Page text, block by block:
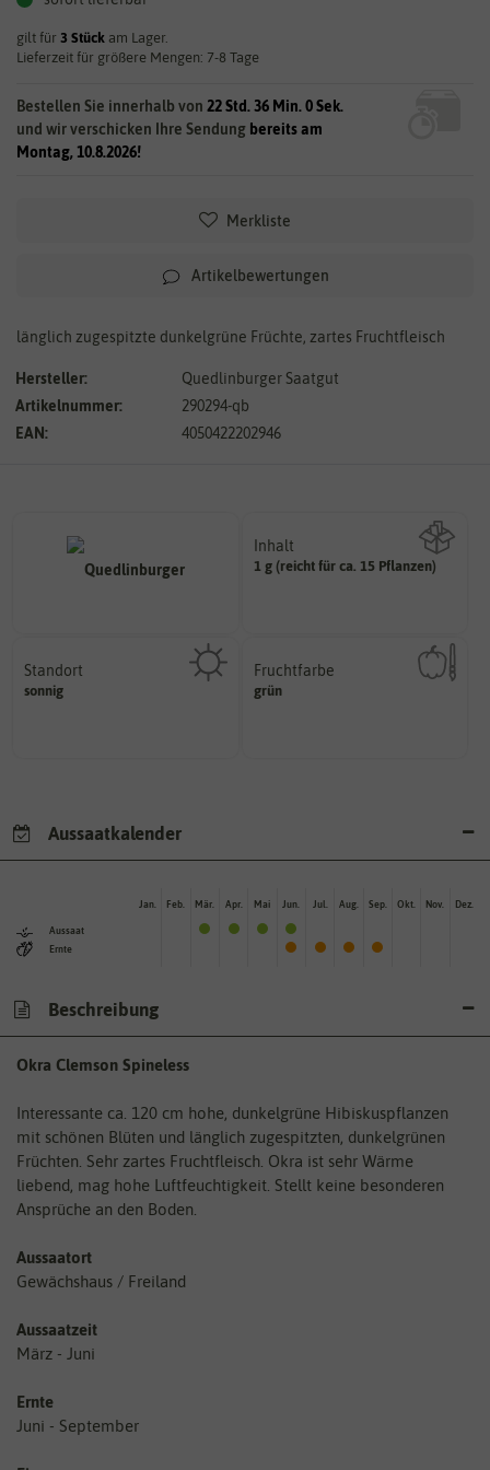
gilt für 3 Stück am Lager.
Lieferzeit für größere Mengen: 7-8 Tage
Bestellen Sie innerhalb von 22 Std. 36 Min. 0 Sek.
und wir verschicken Ihre Sendung bereits am
Montag, 10.8.2026!
Merkliste
Artikelbewertungen
länglich zugespitzte dunkelgrüne Früchte, zartes Fruchtfleisch
Hersteller:
Quedlinburger Saatgut
Artikelnummer:
290294-qb
EAN:
4050422202946
Inhalt
1 g (reicht für ca. 15 Pflanzen)
Wie viel ist enthalten
Standort
sonnig
Pflanze? (schattig, halbschattig,
sonnig, vollsonnig)
Fruchtfarbe
grün
sie nach dem Reifungsprozess
hat.
Aussaatkalender
Aussaat
Ernte
Jan. Feb. Mär. Apr. Mai Jun. Jul. Aug. Sep. Okt. Nov. Dez.
Beschreibung
Okra Clemson Spineless
Interessante ca. 120 cm hohe, dunkelgrüne Hibiskuspflanzen
mit schönen Blüten und länglich zugespitzten, dunkelgrünen
Früchten. Sehr zartes Fruchtfleisch. Okra ist sehr Wärme
liebend, mag hohe Luftfeuchtigkeit. Stellt keine besonderen
Ansprüche an den Boden.
Aussaatort
Gewächshaus / Freiland
Aussaatzeit
März - Juni
Ernte
Juni - September